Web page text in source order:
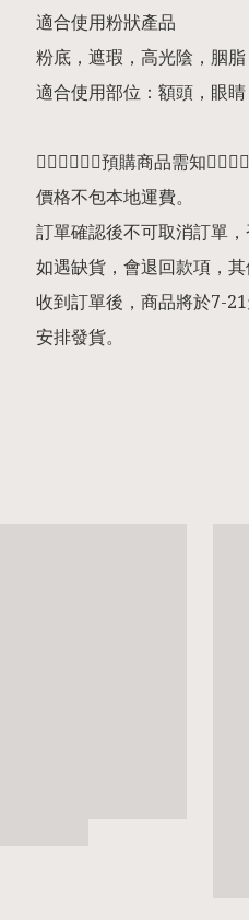
適合使用粉狀產品
粉底，遮瑕，高光陰，胭脂
適合使用部位：額頭，眼
👇🏻👇🏻👇🏻預購商品需知
價格不包本地運費。
訂單確認後不可取消訂單
如遇缺貨，會退回款項，其
收到訂單後，商品將於7-
安排發貨。